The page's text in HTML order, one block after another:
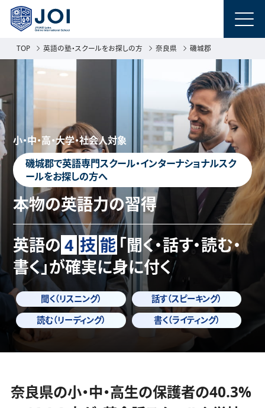
TOP 英語の塾・スクールをお探しの方 奈良県 磯城郡
小・中・高・大学・社会人対象
磯城郡で英語専門スクール・インターナショナルスク
ールをお探しの方へ
本物の英語力の習得
英語の 4 技能 「聞く・話す・読む・
書く」が確実に身に付く
聞く（リスニング）
話す（スピーキング）
読む（リーディング）
書く（ライティング）
奈良県の小・中・高生の保護者の40.3%